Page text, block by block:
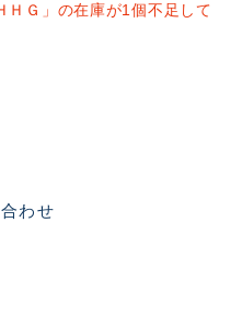
ＨＧ」の在庫が1個不足して
わせ